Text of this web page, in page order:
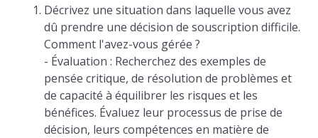
Décrivez une situation dans laquelle vous avez
dû prendre une décision de souscription difficile.
Comment l'avez-vous gérée ?
- Évaluation : Recherchez des exemples de
pensée critique, de résolution de problèmes et
de capacité à équilibrer les risques et les
bénéfices. Évaluez leur processus de prise de
décision, leurs compétences en matière de